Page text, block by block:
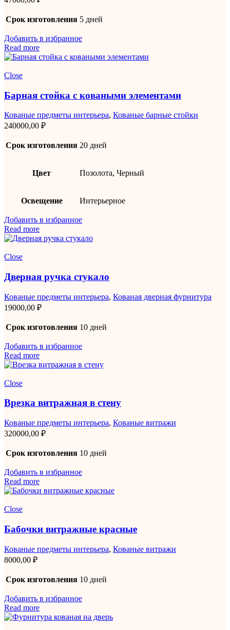
Срок изготовления 5 дней
Добавить в избранное
Read more
Close
Барная стойка с коваными элементами
Кованые предметы интерьера, Кованые барные стойки
240000,00 ₽
Срок изготовления 20 дней
Цвет Позолота, Черный
Освещение Интерьерное
Добавить в избранное
Read more
Close
Дверная ручка стукало
Кованые предметы интерьера, Кованая дверная фурнитура
19000,00 ₽
Срок изготовления 10 дней
Добавить в избранное
Read more
Close
Врезка витражная в стену
Кованые предметы интерьера, Кованые витражи
320000,00 ₽
Срок изготовления 10 дней
Добавить в избранное
Read more
Close
Бабочки витражные красные
Кованые предметы интерьера, Кованые витражи
8000,00 ₽
Срок изготовления 10 дней
Добавить в избранное
Read more